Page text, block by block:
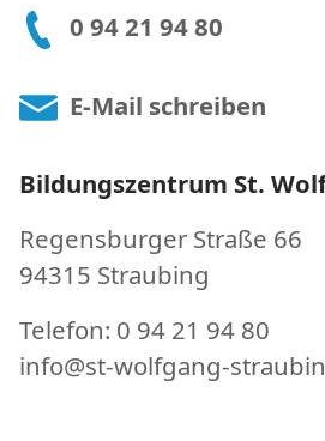
0 94 21 94 80
E-Mail schreiben
Bildungszentrum St.
Regensburger Straße 66
94315 Straubing
Telefon: 0 94 21 94 80
info@st-wolfgang-